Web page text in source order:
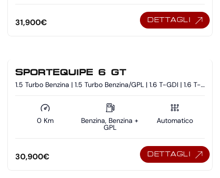
31,900€ DETTAGLI
SPORTEQUIPE 6 GT
1.5 Turbo Benzina | 1.5 Turbo Benzina/GPL | 1.6 T-GDI | 1.6 T-
0 Km Benzina, Benzina +
GPL
Automatico
30,900€ DETTAGLI